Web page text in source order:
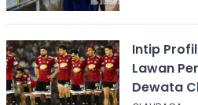
Intip
Lawan
Dewata